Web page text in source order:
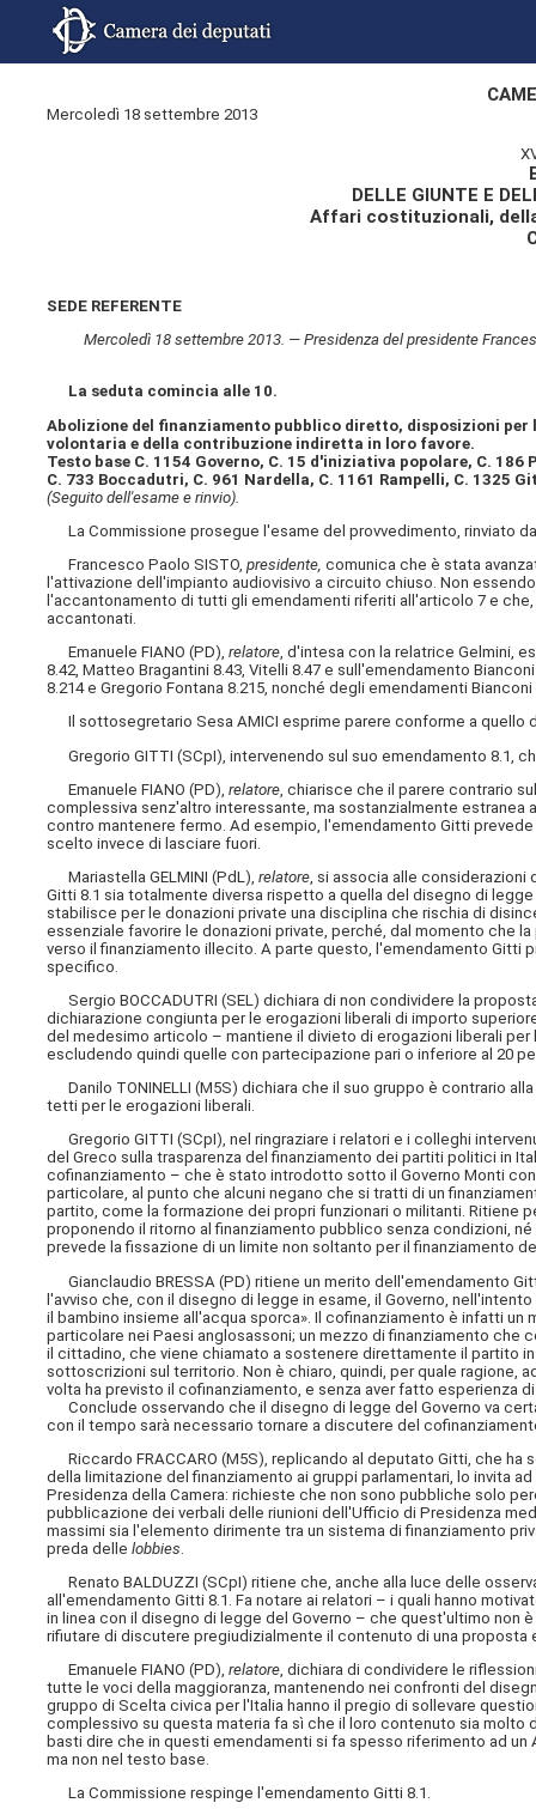
Mercoledì 18 settembre 2013
DELLE GIUNTE E
Affari costituzionali,
SEDE REFERENTE
Mercoledì 18 settembre 2013. — Presidenza del presidente
La seduta comincia alle 10.
Abolizione del finanziamento pubblico diretto, disposizioni
volontaria e della contribuzione indiretta in loro favore.
Testo base C. 1154 Governo, C. 15 d'iniziativa popolare, C.
C. 733 Boccadutri, C. 961 Nardella, C. 1161 Rampelli, C. 1325
(Seguito dell'esame e rinvio).
La Commissione prosegue l'esame del provvedimento, rinviato
Francesco Paolo SISTO,presidente,comunica che è stata
l'attivazione dell'impianto audiovisivo a circuito chiuso. Non
l'accantonamento di tutti gli emendamenti riferiti all'articolo 7 e
accantonati.
Emanuele FIANO (PD),relatore, d'intesa con la relatrice Gelmini,
8.42, Matteo Bragantini 8.43, Vitelli 8.47 e sull'emendamento
8.214 e Gregorio Fontana 8.215, nonché degli emendamenti
Il sottosegretario Sesa AMICI esprime parere conforme a quello
Gregorio GITTI (SCpI), intervenendo sul suo emendamento 8.1,
Emanuele FIANO (PD),relatore , chiarisce che il parere contrario
complessiva senz'altro interessante, ma sostanzialmente
contro mantenere fermo. Ad esempio, l'emendamento Gitti
scelto invece di lasciare fuori.
Mariastella GELMINI (PdL),relatore , si associa alle
Gitti 8.1 sia totalmente diversa rispetto a quella del disegno di
stabilisce per le donazioni private una disciplina che rischia di
essenziale favorire le donazioni private, perché, dal momento che
verso il finanziamento illecito. A parte questo, l'emendamento Gitti
specifico.
Sergio BOCCADUTRI (SEL) dichiara di non condividere la
dichiarazione congiunta per le erogazioni liberali di importo
del medesimo articolo – mantiene il divieto di erogazioni liberali
escludendo quindi quelle con partecipazione pari o inferiore al 20
Danilo TONINELLI (M5S) dichiara che il suo gruppo è contrario
tetti per le erogazioni liberali.
Gregorio GITTI (SCpI), nel ringraziare i relatori e i colleghi
del Greco sulla trasparenza del finanziamento dei partiti politici in
cofinanziamento – che è stato introdotto sotto il Governo Monti
particolare, al punto che alcuni negano che si tratti di un
partito, come la formazione dei propri funzionari o militanti. Ritiene
proponendo il ritorno al finanziamento pubblico senza condizioni,
prevede la fissazione di un limite non soltanto per il finanziamento
Gianclaudio BRESSA (PD) ritiene un merito dell'emendamento
l'avviso che, con il disegno di legge in esame, il Governo,
il bambino insieme all'acqua sporca». Il cofinanziamento è infatti
particolare nei Paesi anglosassoni; un mezzo di finanziamento
il cittadino, che viene chiamato a sostenere direttamente il partito
sottoscrizioni sul territorio. Non è chiaro, quindi, per quale ragione,
volta ha previsto il cofinanziamento, e senza aver fatto esperienza
Conclude osservando che il disegno di legge del Governo va
con il tempo sarà necessario tornare a discutere del
Riccardo FRACCARO (M5S), replicando al deputato Gitti, che
della limitazione del finanziamento ai gruppi parlamentari, lo invita
Presidenza della Camera: richieste che non sono pubbliche solo
pubblicazione dei verbali delle riunioni dell'Ufficio di Presidenza
massimi sia l'elemento dirimente tra un sistema di finanziamento
preda dellelobbies
Renato BALDUZZI (SCpI) ritiene che, anche alla luce delle
all'emendamento Gitti 8.1. Fa notare ai relatori – i quali hanno
in linea con il disegno di legge del Governo – che quest'ultimo non
rifiutare di discutere pregiudizialmente il contenuto di una
Emanuele FIANO (PD),relatore, dichiara di condividere le
tutte le voci della maggioranza, mantenendo nei confronti del
gruppo di Scelta civica per l'Italia hanno il pregio di sollevare
complessivo su questa materia fa sì che il loro contenuto sia
basti dire che in questi emendamenti si fa spesso riferimento ad
ma non nel testo base.
La Commissione respinge l'emendamento Gitti 8.1.